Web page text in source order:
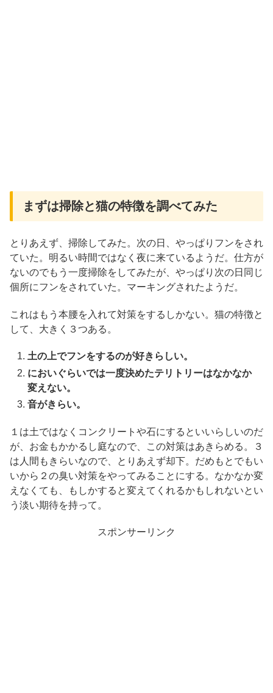
まずは掃除と猫の特徴を調べてみた
とりあえず、掃除してみた。次の日、やっぱりフンをされ
ていた。明るい時間ではなく夜に来ているようだ。仕方が
ないのでもう一度掃除をしてみたが、やっぱり次の日同じ
個所にフンをされていた。マーキングされたようだ。
これはもう本腰を入れて対策をするしかない。猫の特徴と
して、大きく３つある。
土の上でフンをするのが好きらしい。
においぐらいでは一度決めたテリトリーはなかなか
変えない。
音がきらい。
１は土ではなくコンクリートや石にするといいらしいのだ
が、お金もかかるし庭なので、この対策はあきらめる。３
は人間もきらいなので、とりあえず却下。だめもとでもい
いから２の臭い対策をやってみることにする。なかなか変
えなくても、もしかすると変えてくれるかもしれないとい
う淡い期待を持って。
スポンサーリンク